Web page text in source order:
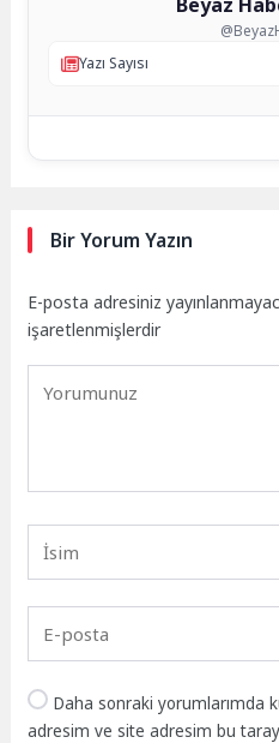
Yazı Sayısı
Bir Yorum Yazın
E-posta adresiniz
işaretlenmişlerdir
Daha sonraki yorumlarımda
adresim ve site adresim bu